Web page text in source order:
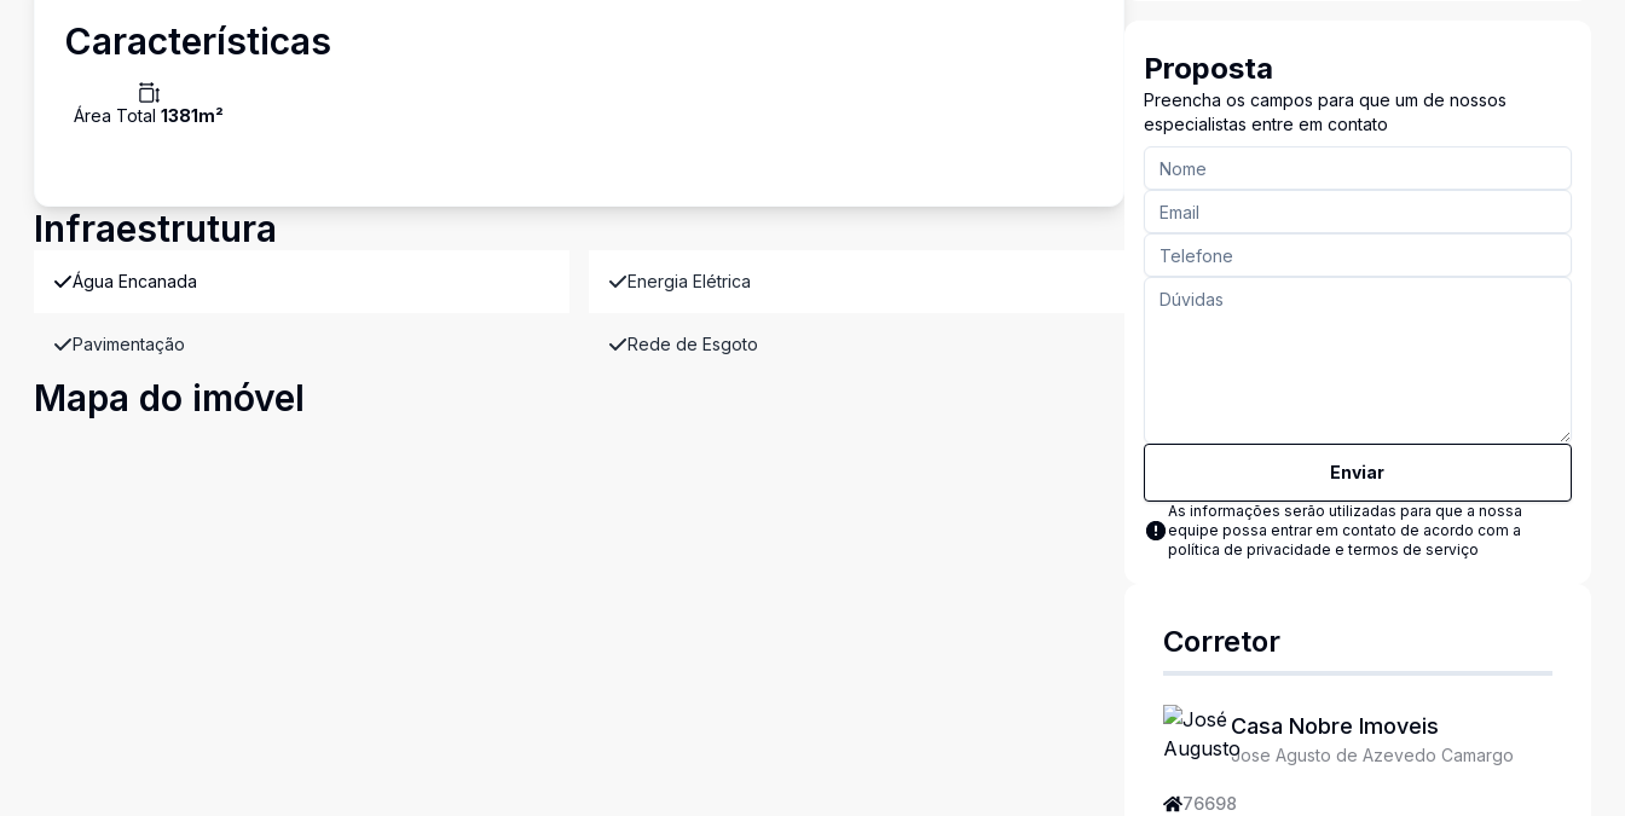
Características
Área Total 1381m²
Infraestrutura
Água Encanada Energia Elétrica
Pavimentação Rede de Esgoto
Mapa do imóvel
Proposta
Preencha os campos para que um de nossos
especialistas entre em contato
Enviar
As informações serão utilizadas para que a nossa
equipe possa entrar em contato de acordo com a
política de privacidade e termos de serviço
Corretor
Casa Nobre Imoveis
Jose Agusto de Azevedo Camargo
76698